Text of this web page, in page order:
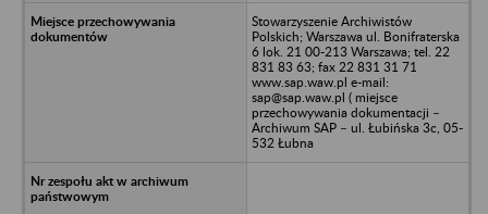
Stowarzyszenie Archiwistów
Polskich; Warszawa ul. Bonifraterska
6 lok. 21 00-213 Warszawa; tel. 22
831 83 63; fax 22 831 31 71
www.sap.waw.pl e-mail:
sap@sap.waw.pl ( miejsce
przechowywania dokumentacji –
Archiwum SAP – ul. Łubińska 3c, 05-
532 Łubna